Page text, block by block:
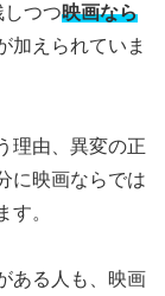
つつ映画なら
加えられていま
理由、異変の正
に映画ならでは
す。
ある人も、映画